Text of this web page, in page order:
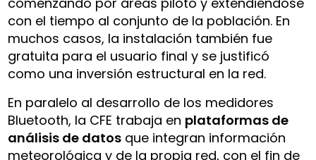
con el tiempo al conjunto de la población. En
muchos casos, la instalación también fue
gratuita para el usuario final y se justificó
como una inversión estructural en la red.
En paralelo al desarrollo de los medidores
Bluetooth, la CFE trabaja en plataformas de
análisis de datos que integran información
meteorológica y de la propia red, con el fin de